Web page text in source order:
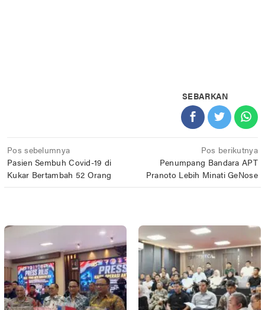
SEBARKAN
Navigasi
pos
Pos sebelumnya
Pasien Sembuh Covid-19 di
Kukar Bertambah 52 Orang
Pos berikutnya
Penumpang Bandara APT
Pranoto Lebih Minati GeNose